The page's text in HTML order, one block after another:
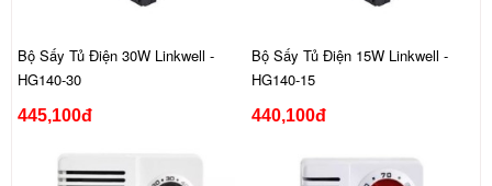
Bộ Sấy Tủ Điện 30W Linkwell -
HG140-30
445,100đ
Bộ Sấy Tủ Điện 15W Linkwell -
HG140-15
440,100đ